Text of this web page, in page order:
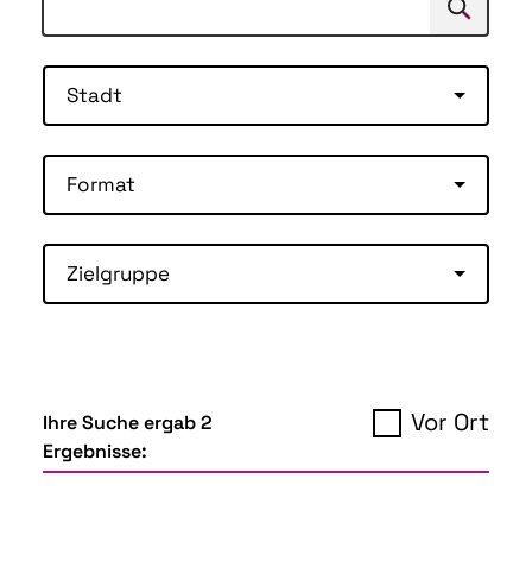
Suchen
Stadt
Format
Zielgruppe
Ihre Suche ergab 2
Ergebnisse:
Vor Ort